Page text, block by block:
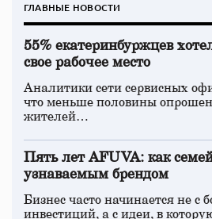
ГЛАВНЫЕ НОВОСТИ
55% екатеринбуржцев
свое рабочее место
Аналитики сети сервисных
что меньше половины
жителей…
Пять лет AFUVA: как
узнаваемым брендом
Бизнес часто начинается не с
инвестиций, а с идеи, в